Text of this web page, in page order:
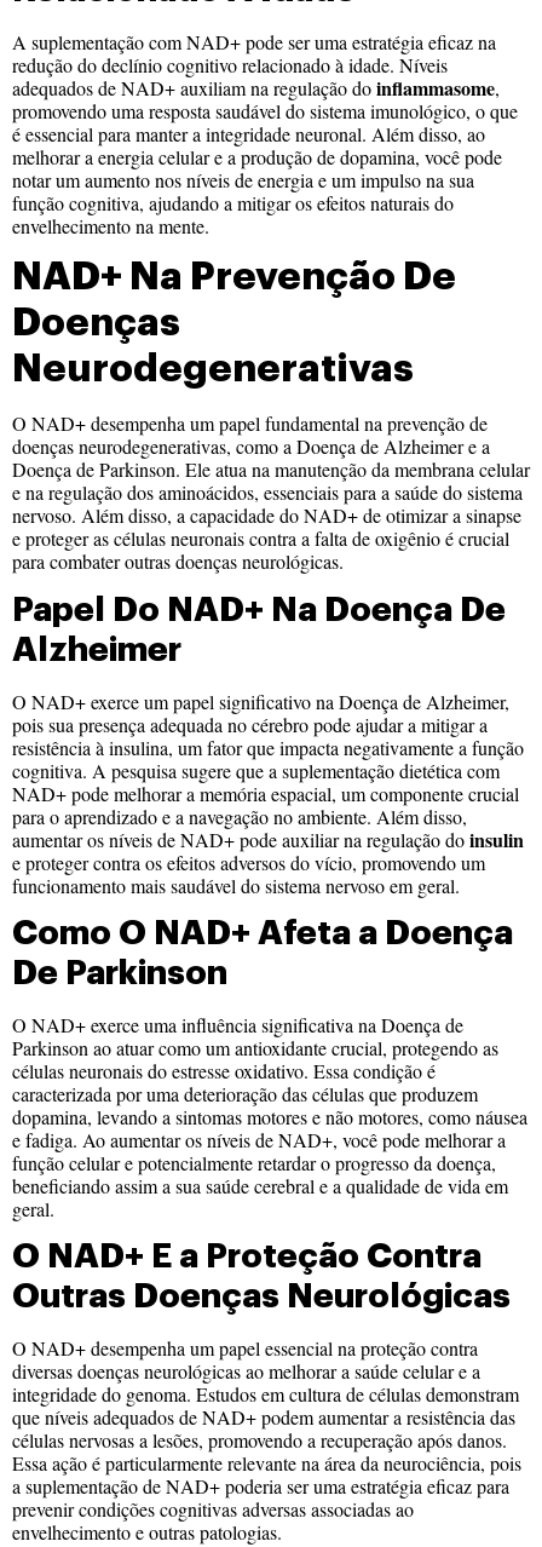
A suplementação com NAD+ pode ser uma estratégia eficaz na
redução do declínio cognitivo relacionado à idade. Níveis
adequados de NAD+ auxiliam na regulação doinflammasome,
promovendo uma resposta saudável do sistema imunológico, o que
é essencial para manter a integridade neuronal. Além disso, ao
melhorar a energia celular e a produção de dopamina, você pode
notar um aumento nos níveis de energia e um impulso na sua
função cognitiva, ajudando a mitigar os efeitos naturais do
envelhecimento na mente.
NAD+ Na Prevenção De
Doenças
Neurodegenerativas
O NAD+ desempenha um papel fundamental na prevenção de
doenças neurodegenerativas, como a Doença de Alzheimer e a
Doença de Parkinson. Ele atua na manutenção da membrana celular
e na regulação dos aminoácidos, essenciais para a saúde do sistema
nervoso. Além disso, a capacidade do NAD+ de otimizar a sinapse
e proteger as células neuronais contra a falta de oxigênio é crucial
para combater outras doenças neurológicas.
Papel Do NAD+ Na Doença De
Alzheimer
O NAD+ exerce um papel significativo na Doença de Alzheimer,
pois sua presença adequada no cérebro pode ajudar a mitigar a
resistência à insulina, um fator que impacta negativamente a função
cognitiva. A pesquisa sugere que a suplementação dietética com
NAD+ pode melhorar a memória espacial, um componente crucial
para o aprendizado e a navegação no ambiente. Além disso,
aumentar os níveis de NAD+ pode auxiliar na regulação doinsulin
e proteger contra os efeitos adversos do vício, promovendo um
funcionamento mais saudável do sistema nervoso em geral.
Como O NAD+ Afeta a Doença
De Parkinson
O NAD+ exerce uma influência significativa na Doença de
Parkinson ao atuar como um antioxidante crucial, protegendo as
células neuronais do estresse oxidativo. Essa condição é
caracterizada por uma deterioração das células que produzem
dopamina, levando a sintomas motores e não motores, como náusea
e fadiga. Ao aumentar os níveis de NAD+, você pode melhorar a
função celular e potencialmente retardar o progresso da doença,
beneficiando assim a sua saúde cerebral e a qualidade de vida em
geral.
O NAD+ E a Proteção Contra
Outras Doenças Neurológicas
O NAD+ desempenha um papel essencial na proteção contra
diversas doenças neurológicas ao melhorar a saúde celular e a
integridade do genoma. Estudos em cultura de células demonstram
que níveis adequados de NAD+ podem aumentar a resistência das
células nervosas a lesões, promovendo a recuperação após danos.
Essa ação é particularmente relevante na área da neurociência, pois
a suplementação de NAD+ poderia ser uma estratégia eficaz para
prevenir condições cognitivas adversas associadas ao
envelhecimento e outras patologias.